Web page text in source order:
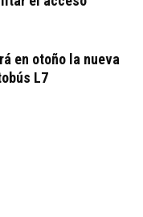
en otoño la nueva
L7